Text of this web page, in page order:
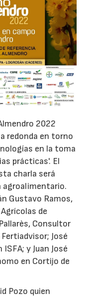
2022
redonda en torno
en la toma
prácticas'. El
charla será
agroalimentario.
Gustavo Ramos,
de
Consultor
José
y Juan José
en Cortijo de
Pozo quien